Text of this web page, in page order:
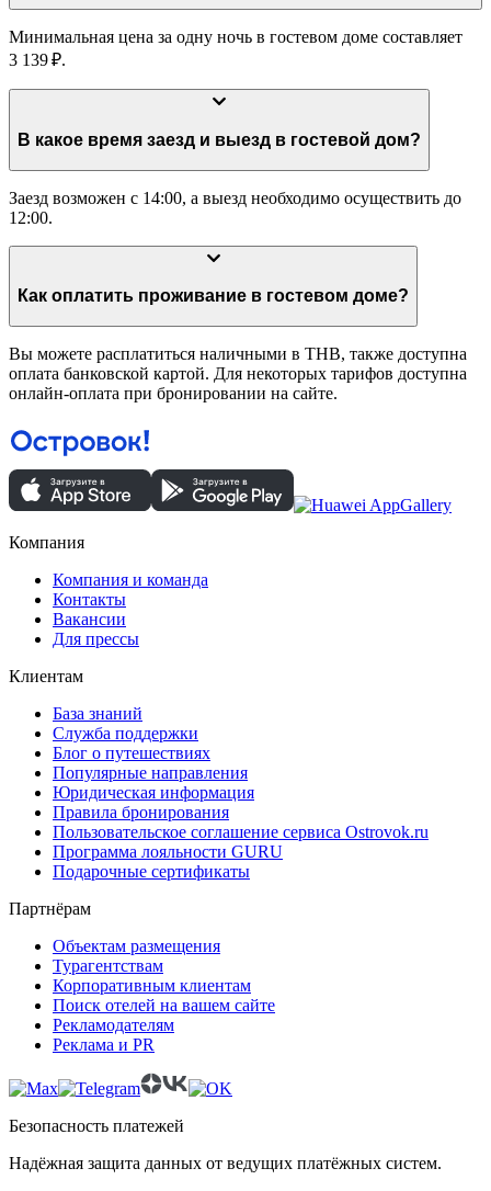
Минимальная цена за одну ночь в гостевом доме составляет
3 139 ₽.
В какое время заезд и выезд в гостевой дом?
Заезд возможен с 14:00, а выезд необходимо осуществить до
12:00.
Как оплатить проживание в гостевом доме?
Вы можете расплатиться наличными в THB, также доступна
оплата банковской картой. Для некоторых тарифов доступна
онлайн-оплата при бронировании на сайте.
Компания
Компания и команда
Контакты
Вакансии
Для прессы
Клиентам
База знаний
Служба поддержки
Блог о путешествиях
Популярные направления
Юридическая информация
Правила бронирования
Пользовательское соглашение сервиса Ostrovok.ru
Программа лояльности GURU
Подарочные сертификаты
Партнёрам
Объектам размещения
Турагентствам
Корпоративным клиентам
Поиск отелей на вашем сайте
Рекламодателям
Реклама и PR
Безопасность платежей
Надёжная защита данных от ведущих платёжных систем.